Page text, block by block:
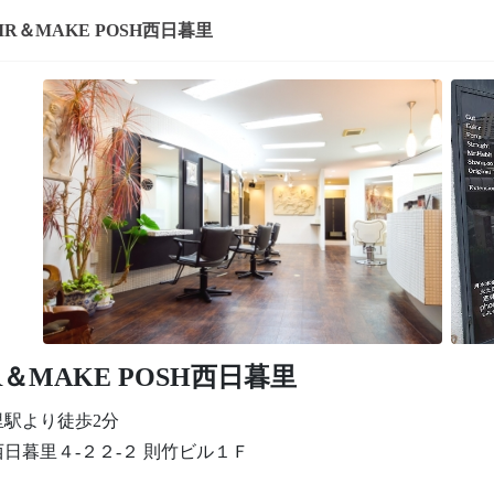
＆MAKE POSH西日暮里
MAKE POSH西日暮里
より徒歩2分
暮里４‐２２‐２ 則竹ビル１Ｆ